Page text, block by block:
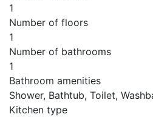
1
Number of floors
1
Number of bathrooms
1
Bathroom amenities
Shower, Bathtub, Toilet,
Kitchen type